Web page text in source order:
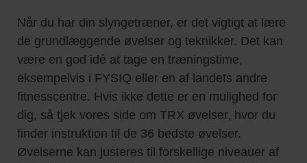
Når du har din slyngetræner, er det vigtigt at lære
de grundlæggende øvelser og teknikker. Det kan
være en god idé at tage en træningstime,
eksempelvis i FYSIQ eller en af landets andre
fitnesscentre. Hvis ikke dette er en mulighed for
dig, så tjek vores side om TRX øvelser, hvor du
finder instruktion til de 36 bedste øvelser.
Øvelserne kan justeres til forskellige niveauer af